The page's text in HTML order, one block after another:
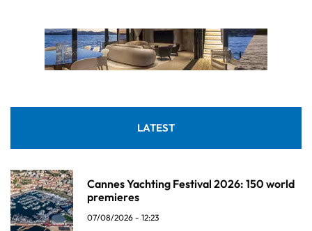
LATEST
Cannes Yachting Festival 2026: 150 world
premieres
07/08/2026 - 12:23